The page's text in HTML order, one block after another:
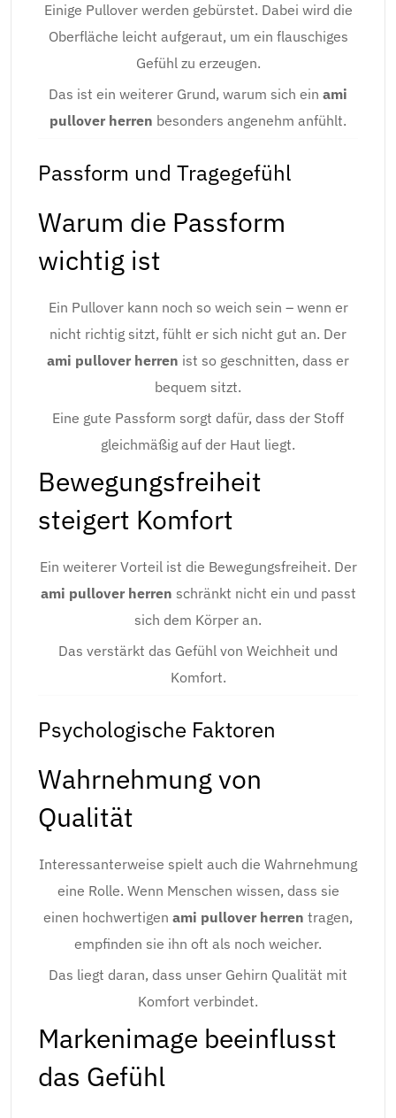
Einige Pullover werden gebürstet. Dabei wird die
Oberfläche leicht aufgeraut, um ein flauschiges
Gefühl zu erzeugen.
Das ist ein weiterer Grund, warum sich ein ami
pullover herren besonders angenehm anfühlt.
Passform und Tragegefühl
Warum die Passform
wichtig ist
Ein Pullover kann noch so weich sein – wenn er
nicht richtig sitzt, fühlt er sich nicht gut an. Der
ami pullover herren ist so geschnitten, dass er
bequem sitzt.
Eine gute Passform sorgt dafür, dass der Stoff
gleichmäßig auf der Haut liegt.
Bewegungsfreiheit
steigert Komfort
Ein weiterer Vorteil ist die Bewegungsfreiheit. Der
ami pullover herren schränkt nicht ein und passt
sich dem Körper an.
Das verstärkt das Gefühl von Weichheit und
Komfort.
Psychologische Faktoren
Wahrnehmung von
Qualität
Interessanterweise spielt auch die Wahrnehmung
eine Rolle. Wenn Menschen wissen, dass sie
einen hochwertigen ami pullover herren tragen,
empfinden sie ihn oft als noch weicher.
Das liegt daran, dass unser Gehirn Qualität mit
Komfort verbindet.
Markenimage beeinflusst
das Gefühl